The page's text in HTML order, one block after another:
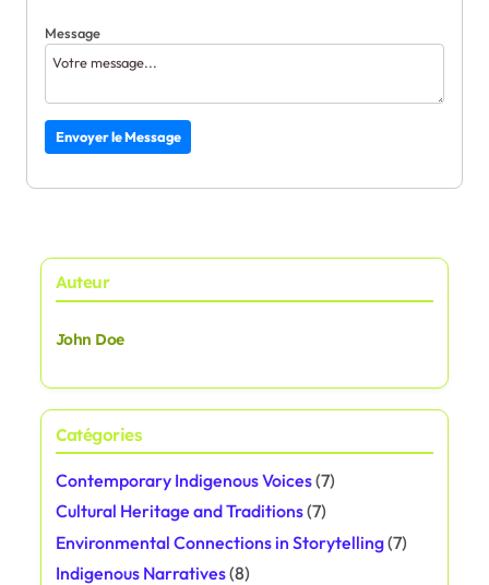
Message
Envoyer le Message
Auteur
John Doe
Catégories
Contemporary Indigenous Voices(7)
Cultural Heritage and Traditions(7)
Environmental Connections in Storytelling(7)
Indigenous Narratives(8)